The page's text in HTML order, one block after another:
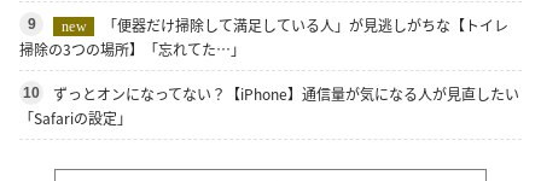
9 new
「便器だけ掃除して満足している人」が見逃しがちな【トイレ
掃除の3つの場所】「忘れてた…」
10
ずっとオンになってない？【iPhone】通信量が気になる人が見直したい
「Safariの設定」